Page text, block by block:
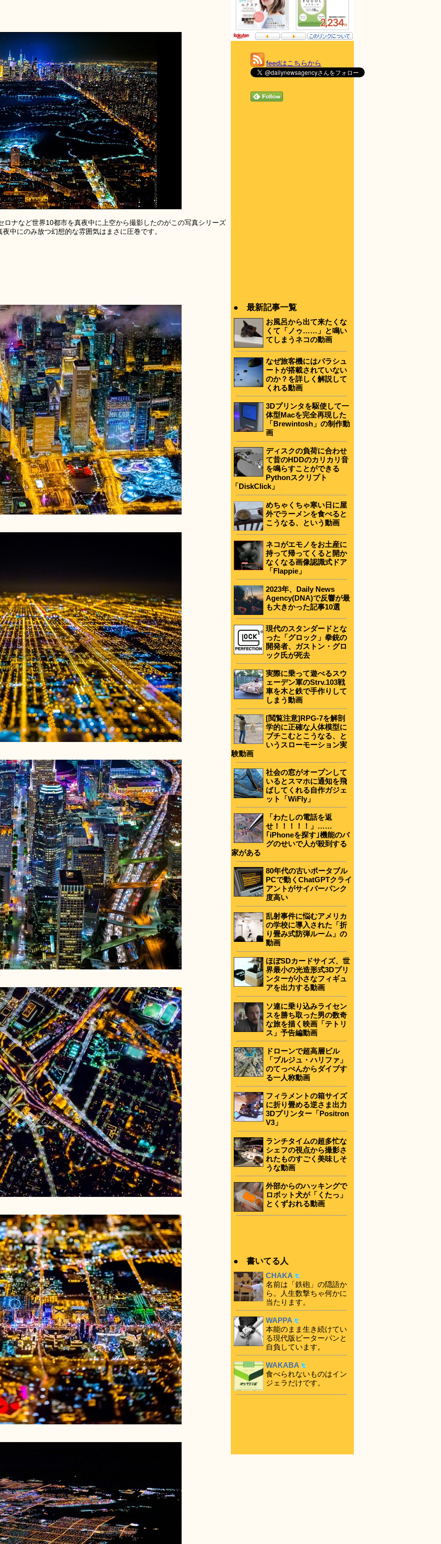
ナなど世界10都市を真夜中に上空から撮影したのがこの写真シリーズ
中にのみ放つ幻想的な雰囲気はまさに圧巻です。
feedはこちらから
● 最新記事一覧
お風呂から出て来たくな
くて「ノゥ……」と鳴い
てしまうネコの動画
なぜ旅客機にはパラシュ
ートが搭載されていない
のか？を詳しく解説して
くれる動画
3Dプリンタを駆使して一
体型Macを完全再現した
「Brewintosh」の制作動
画
ディスクの負荷に合わせ
て昔のHDDのカリカリ音
を鳴らすことができる
Pythonスクリプト
「DiskClick」
めちゃくちゃ寒い日に屋
外でラーメンを食べると
こうなる、という動画
ネコがエモノをお土産に
持って帰ってくると開か
なくなる画像認識式ドア
「Flappie」
2023年、Daily News
Agency(DNA)で反響が最
も大きかった記事10選
現代のスタンダードとな
った「グロック」拳銃の
開発者、ガストン・グロ
ック氏が死去
実際に乗って遊べるスウ
ェーデン軍のStrv.103戦
車を木と鉄で手作りして
しまう動画
[閲覧注意]RPG-7を解剖
学的に正確な人体模型に
ブチこむとこうなる、と
いうスローモーション実
験動画
社会の窓がオープンして
いるとスマホに通知を飛
ばしてくれる自作ガジェ
ット「WiFly」
「わたしの電話を返
せ！！！！！」……
｢iPhoneを探す｣機能のバ
グのせいで人が殺到する
家がある
80年代の古いポータブル
PCで動くChatGPTクライ
アントがサイバーパンク
度高い
乱射事件に悩むアメリカ
の学校に導入された「折
り畳み式防弾ルーム」の
動画
ほぼSDカードサイズ、世
界最小の光造形式3Dプリ
ンターが小さなフィギュ
アを出力する動画
ソ連に乗り込みライセン
スを勝ち取った男の数奇
な旅を描く映画「テトリ
ス」予告編動画
ドローンで超高層ビル
「ブルジュ・ハリファ」
のてっぺんからダイブす
る一人称動画
フィラメントの箱サイズ
に折り畳める逆さま出力
3Dプリンター「Positron
V3」
ランチタイムの超多忙な
シェフの視点から撮影さ
れたものすごく美味しそ
うな動画
外部からのハッキングで
ロボット犬が「くたっ」
とくずおれる動画
● 書いてる人
CHAKA
名前は「鉄砲」の隠語か
ら。人生数撃ちゃ何かに
当たります。
WAPPA
本能のまま生き続けてい
る現代版ピーターパンと
自負しています。
WAKABA
食べられないものはイン
ジェラだけです。